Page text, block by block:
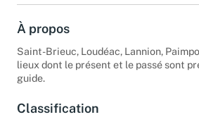
À propos
Saint-Brieuc, Loudéac, Lannion,
lieux dont le présent et le passé sont
guide.
Classification